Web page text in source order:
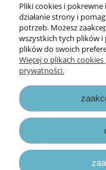
Pliki cookies i
działanie strony i
potrzeb. Możesz
wszystkich tych plików i
plików do swoich
Więcej o plikach
prywatności.